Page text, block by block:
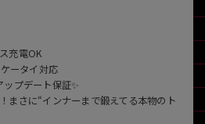
充電OK
ータイ対応
ップデート保証✨
まさに“インナーまで鍛えてる本物のト